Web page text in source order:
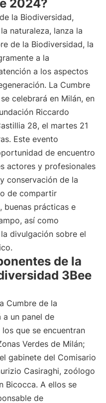
2024?
la Biodiversidad,
naturaleza, lanza la
de la Biodiversidad, la
a la
a los aspectos
La Cumbre
celebrará en Milán, en
Riccardo
28, el martes 21
Este evento
de encuentro
actores y profesionales
conservación de la
de compartir
buenas prácticas e
así como
divulgación sobre el
de la
3Bee
Cumbre de la
a un panel de
que se encuentran
Verdes de Milán;
gabinete del Comisario
Casiraghi, zoólogo
Bicocca. A ellos se
de